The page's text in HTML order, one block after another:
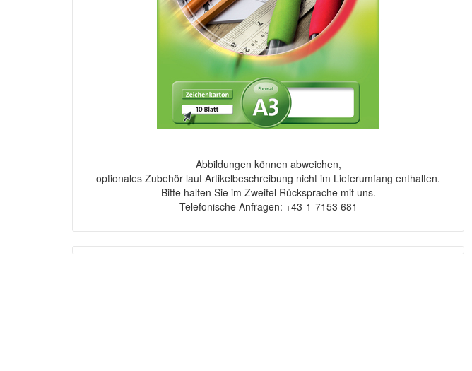
Abbildungen können abweichen,
optionales Zubehör laut Artikelbeschreibung nicht im Lieferumfang enthalten.
Bitte halten Sie im Zweifel Rücksprache mit uns.
Telefonische Anfragen: +43-1-7153 681